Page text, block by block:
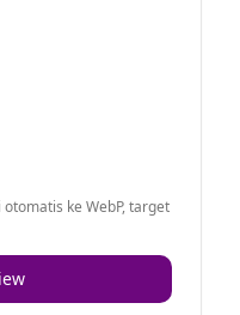
otomatis ke WebP, target